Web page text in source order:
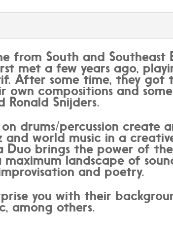
by
&
quantity
from South and
met a few years ago,
After some time, they
compositions and
Ronald Snijders.
drums/percussion create
and world music in a
Duo brings the power of
landscape of
and poetry.
you with their
among others.